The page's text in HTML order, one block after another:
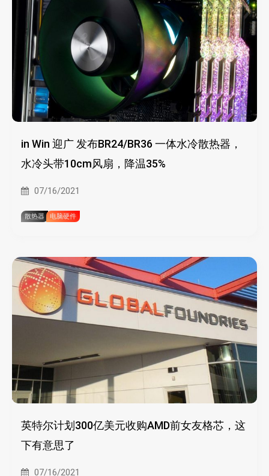
in Win 迎广 发布BR24/BR36 一体水冷散热器，
水冷头带10cm风扇，降温35%
07/16/2021
散热器 电脑硬件
英特尔计划300亿美元收购AMD前女友格芯，这
下有意思了
07/16/2021